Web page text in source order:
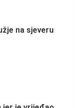
na sjeveru